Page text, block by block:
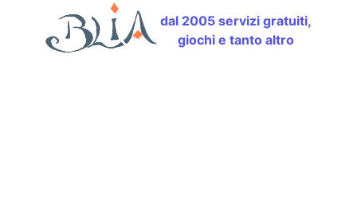
dal 2005 servizi gratuiti,
giochi e tanto altro